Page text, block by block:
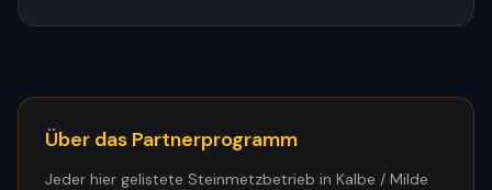
Über das Partnerprogramm
Jeder hier gelistete Steinmetzbetrieb in Kalbe / Milde